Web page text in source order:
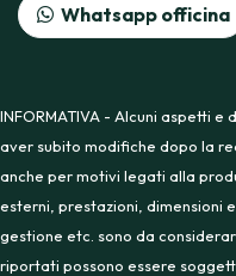
Whatsapp officina
INFORMATIVA - Alcuni aspetti
aver subito modifiche dopo la
anche per motivi legati alla
esterni, prestazioni, dimensioni
gestione etc. sono da
riportati possono essere